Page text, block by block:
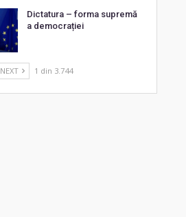
Dictatura – forma supremă
a democrației
NEXT 1 din 3.744